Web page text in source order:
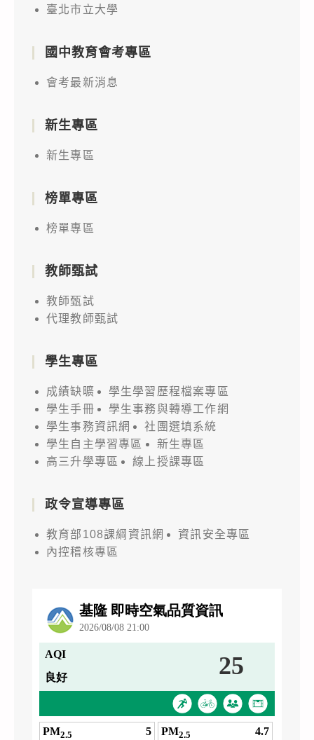
臺北市立大學
國中教育會考專區
會考最新消息
新生專區
新生專區
榜單專區
榜單專區
教師甄試
教師甄試
代理教師甄試
學生專區
成績缺曠
學生學習歷程檔案專區
學生手冊
學生事務與轉導工作網
學生事務資訊網
社團選填系統
學生自主學習專區
新生專區
高三升學專區
線上授課專區
政令宣導專區
教育部108課綱資訊網
資訊安全專區
內控稽核專區